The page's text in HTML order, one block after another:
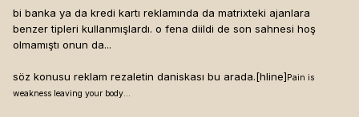
bi banka ya da kredi kartı reklamında da matrixteki ajanlara
benzer tipleri kullanmışlardı. o fena diildi de son sahnesi hoş
olmamıştı onun da...
söz konusu reklam rezaletin daniskası bu arada.[hline] Pain is
weakness leaving your body...